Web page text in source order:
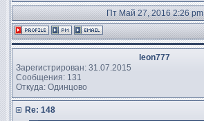
Пт Май 27, 2016 2:26 pm
leon777
Зарегистрирован: 31.07.2015
Сообщения: 131
Откуда: Одинцово
Re: 148